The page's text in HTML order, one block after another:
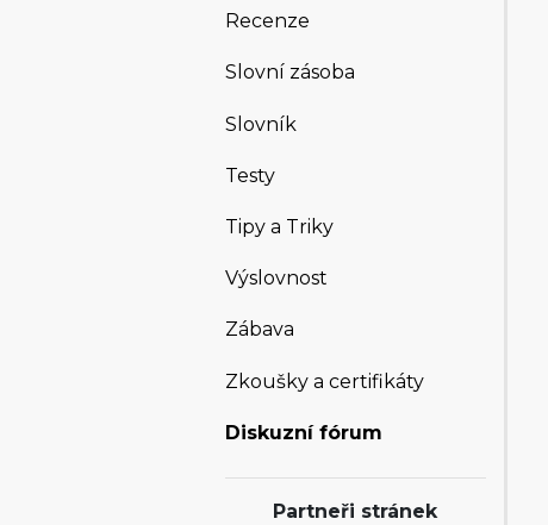
Recenze
Slovní zásoba
Slovník
Testy
Tipy a Triky
Výslovnost
Zábava
Zkoušky a certifikáty
Diskuzní fórum
Partneři stránek